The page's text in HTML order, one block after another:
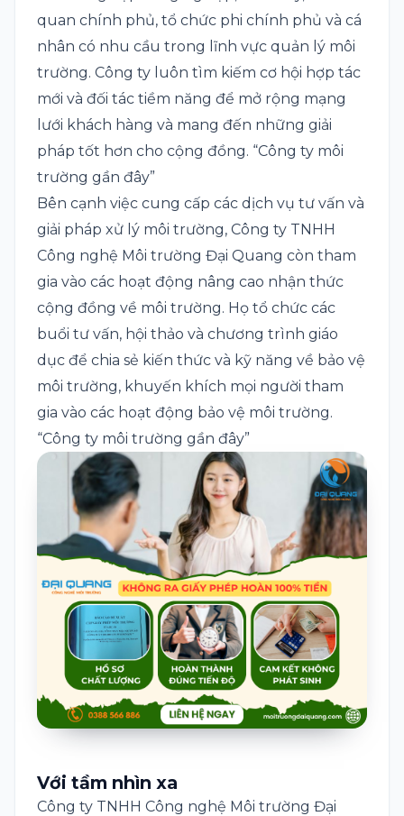
quan chính phủ, tổ chức phi chính phủ và cá
nhân có nhu cầu trong lĩnh vực quản lý môi
trường. Công ty luôn tìm kiếm cơ hội hợp tác
mới và đối tác tiềm năng để mở rộng mạng
lưới khách hàng và mang đến những giải
pháp tốt hơn cho cộng đồng. “Công ty môi
trường gần đây”
Bên cạnh việc cung cấp các dịch vụ tư vấn và
giải pháp xử lý môi trường, Công ty TNHH
Công nghệ Môi trường Đại Quang còn tham
gia vào các hoạt động nâng cao nhận thức
cộng đồng về môi trường. Họ tổ chức các
buổi tư vấn, hội thảo và chương trình giáo
dục để chia sẻ kiến thức và kỹ năng về bảo vệ
môi trường, khuyến khích mọi người tham
gia vào các hoạt động bảo vệ môi trường.
“Công ty môi trường gần đây”
Với tầm nhìn xa
Công ty TNHH Công nghệ Môi trường Đại